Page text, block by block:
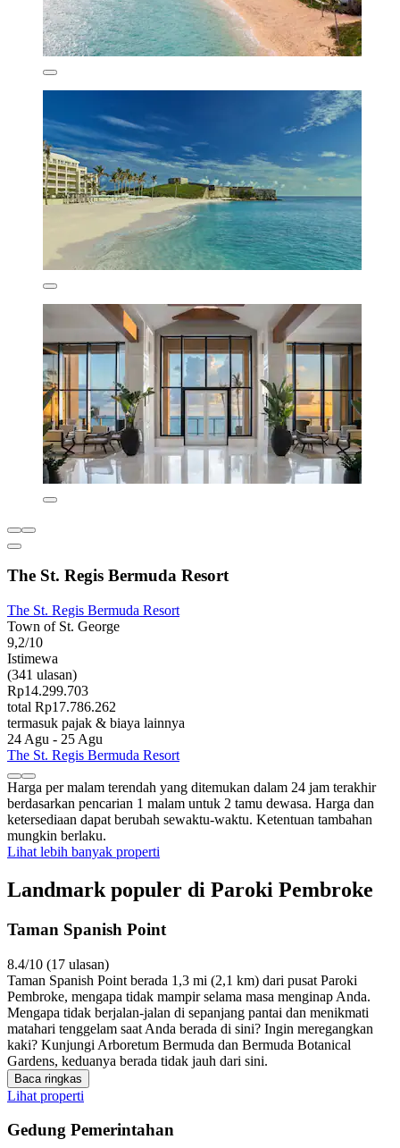
The St. Regis Bermuda Resort
The St. Regis Bermuda Resort
Town of St. George
9,2/10
Istimewa
(341 ulasan)
Rp14.299.703
total Rp17.786.262
termasuk pajak & biaya lainnya
24 Agu - 25 Agu
The St. Regis Bermuda Resort
Harga per malam terendah yang ditemukan dalam 24 jam terakhir
berdasarkan pencarian 1 malam untuk 2 tamu dewasa. Harga dan
ketersediaan dapat berubah sewaktu-waktu. Ketentuan tambahan
mungkin berlaku.
Lihat lebih banyak properti
Landmark populer di Paroki Pembroke
Taman Spanish Point
8.4/10 (17 ulasan)
Taman Spanish Point berada 1,3 mi (2,1 km) dari pusat Paroki
Pembroke, mengapa tidak mampir selama masa menginap Anda.
Mengapa tidak berjalan-jalan di sepanjang pantai dan menikmati
matahari tenggelam saat Anda berada di sini? Ingin meregangkan
kaki? Kunjungi Arboretum Bermuda dan Bermuda Botanical
Gardens, keduanya berada tidak jauh dari sini.
Baca ringkas
Lihat properti
Gedung Pemerintahan